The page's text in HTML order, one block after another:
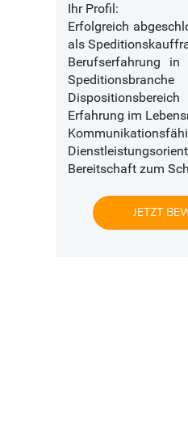
Ihr Profil:
Erfolgreich
als
Berufserfahrung
Erfahrung im
Bereitschaft zum
JETZT